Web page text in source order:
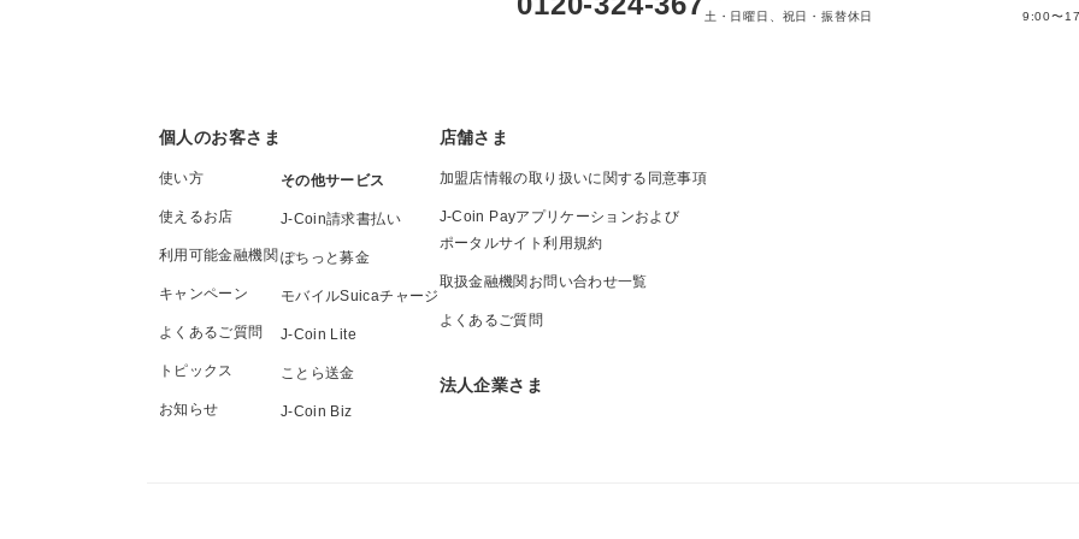
土・日曜日、祝日・振替休日
9:00〜
個人のお客さま
使い方
使えるお店
利用可能金融機関
キャンペーン
よくあるご質問
トピックス
お知らせ
その他サービス
J-Coin請求書払い
ぽちっと募金
モバイルSuicaチャージ
J-Coin Lite
ことら送金
J-Coin Biz
店舗さま
加盟店情報の取り扱いに関する同意事項
J-Coin Payアプリケーションおよび
ポータルサイト利用規約
取扱金融機関お問い合わせ一覧
よくあるご質問
法人企業さま